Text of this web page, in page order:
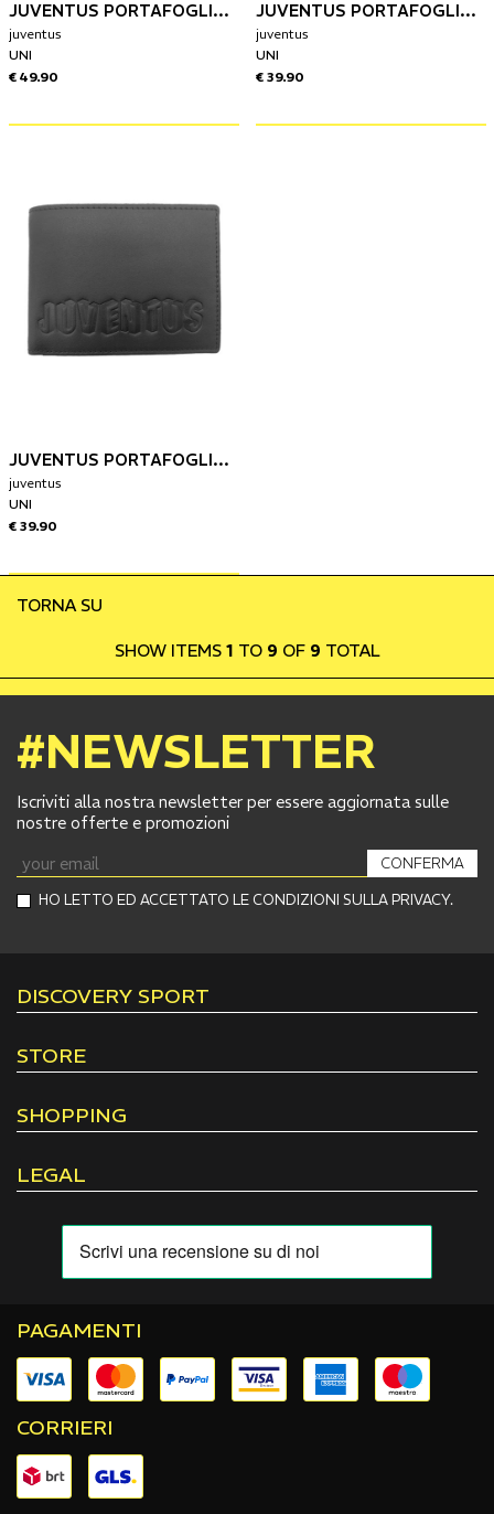
JUVENTUS PORTAFOGLIO IN PELLE
juventus
UNI
€ 49.90
JUVENTUS PORTAFOGLIO IN PELLE CON LOGO
juventus
UNI
€ 39.90
JUVENTUS PORTAFOGLIO IN PELLE
juventus
UNI
€ 39.90
TORNA SU
SHOW ITEMS 1 TO 9 OF 9 TOTAL
#NEWSLETTER
Iscriviti alla nostra newsletter per essere aggiornata sulle
nostre offerte e promozioni
HO LETTO ED ACCETTATO LE CONDIZIONI SULLA PRIVACY.
CONFERMA
DISCOVERY SPORT
STORE
SHOPPING
LEGAL
PAGAMENTI
CORRIERI